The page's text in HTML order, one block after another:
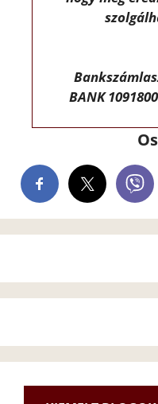
BANK